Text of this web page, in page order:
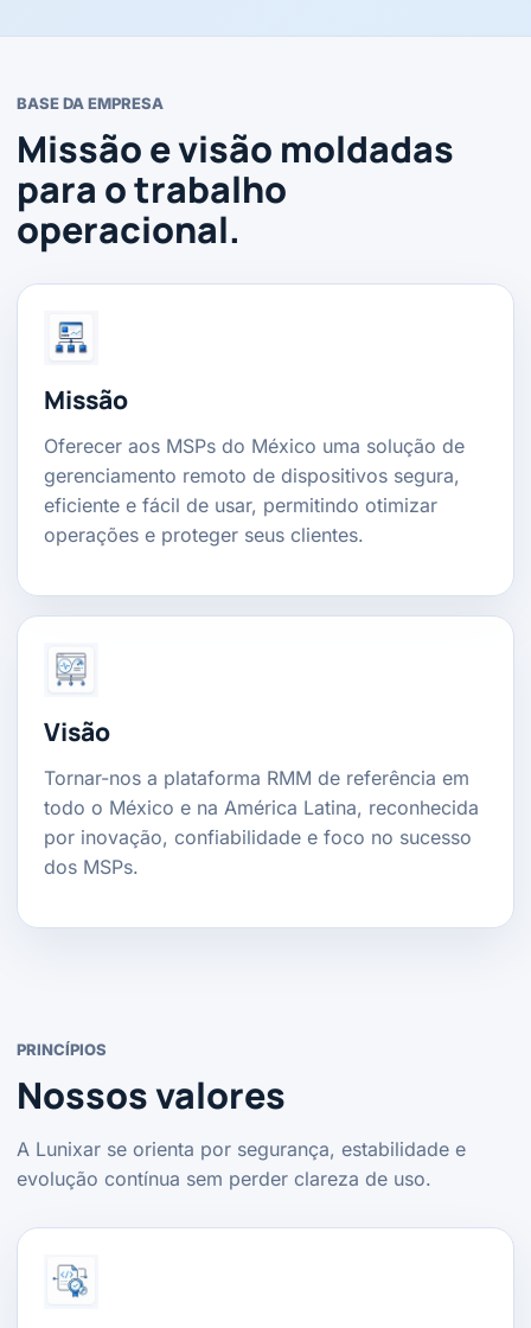
BASE DA EMPRESA
Missão e visão moldadas
para o trabalho
operacional.
Missão
Oferecer aos MSPs do México uma solução de
gerenciamento remoto de dispositivos segura,
eficiente e fácil de usar, permitindo otimizar
operações e proteger seus clientes.
Visão
Tornar-nos a plataforma RMM de referência em
todo o México e na América Latina, reconhecida
por inovação, confiabilidade e foco no sucesso
dos MSPs.
PRINCÍPIOS
Nossos valores
A Lunixar se orienta por segurança, estabilidade e
evolução contínua sem perder clareza de uso.